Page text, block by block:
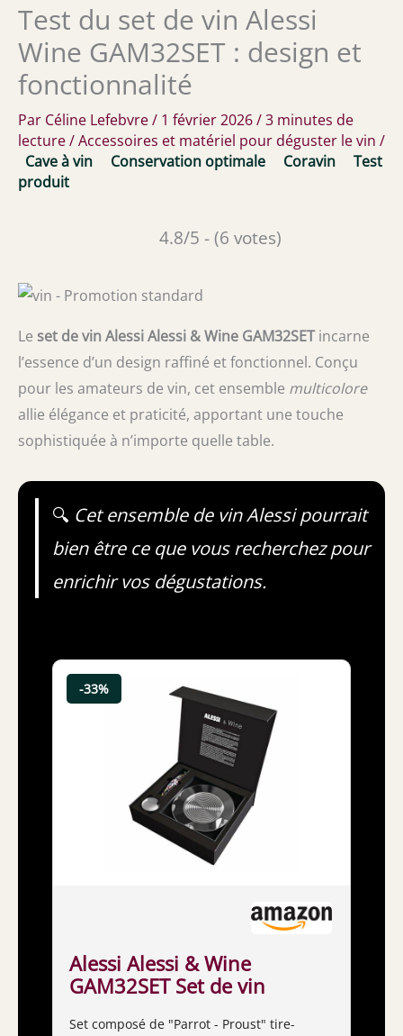
Test du set de vin Alessi
Wine GAM32SET : design et
fonctionnalité
Par Céline Lefebvre/ 1 février 2026/3 minutes de
lecture/Accessoires et matériel pour déguster le vin /
Cave à vin
Conservation optimale Coravin
Test
produit
4.8/5 - (6 votes)
Le set de vin Alessi Alessi & Wine GAM32SETincarne
l’essence d’un design raffiné et fonctionnel. Conçu
pour les amateurs de vin, cet ensemble multicolore
allie élégance et praticité, apportant une touche
sophistiquée à n’importe quelle table.
🔍 Cet ensemble de vin Alessi pourrait
bien être ce que vous recherchez pour
enrichir vos dégustations.
Alessi Alessi & Wine
GAM32SET Set de vin
Bouchon Sommelier,
Set composé de "Parrot - Proust" tire-
-33%